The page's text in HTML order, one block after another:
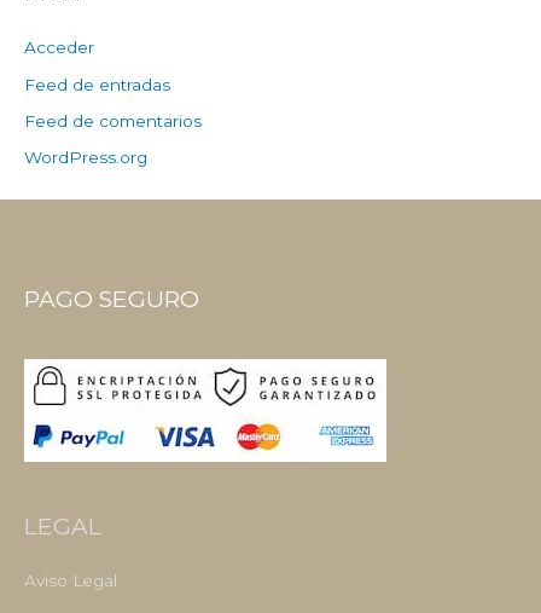
Acceder
Feed de entradas
Feed de comentarios
WordPress.org
PAGO SEGURO
LEGAL
Aviso Legal